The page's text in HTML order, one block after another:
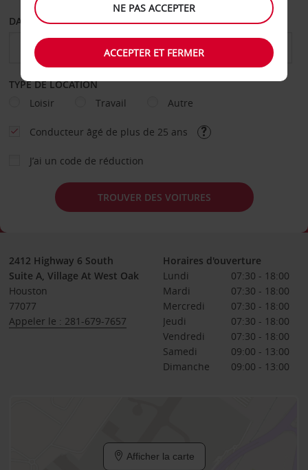
DATE DE DÉPART DATE DE RETOUR
TYPE DE LOCATION
Loisir
Travail Autre
Conducteur âgé de plus de 25 ans
J’ai un code de réduction
TROUVER DES VOITURES
2412 Highway 6 South
Suite A, Village At West Oak
Houston
77077
Appeler le : 281-679-7657
Horaires d'ouverture
Lundi
07:30 - 18:00
Mardi
07:30 - 18:00
Mercredi
07:30 - 18:00
Jeudi
07:30 - 18:00
Vendredi
07:30 - 18:00
Samedi
09:00 - 13:00
Dimanche
09:00 - 13:00
Afficher la carte
NE PAS ACCEPTER
ACCEPTER ET FERMER